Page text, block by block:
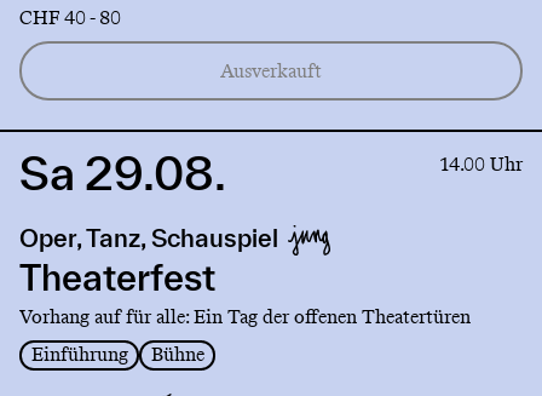
CHF 40 - 80
Ausverkauft
Link
Theaterfest
Sa 29.08. 14.00 Uhr
Oper, Tanz, Schauspiel
Theaterfest
Vorhang auf für alle: Ein Tag der offenen Theatertüren
Einführung
Bühne